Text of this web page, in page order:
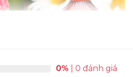
0% | 0 đánh giá